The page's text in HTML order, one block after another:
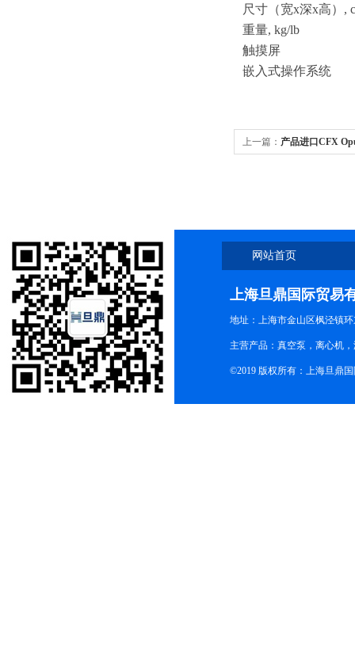
尺寸（宽x深x高）,
重量, kg/lb
触摸屏
嵌入式操作系统
上一篇： 产品进口CFX
网站首页
上海旦鼎国际贸易
地址：上海市金山区枫泾镇
主营产品：真空泵，离心机
©2019 版权所有：上海旦鼎